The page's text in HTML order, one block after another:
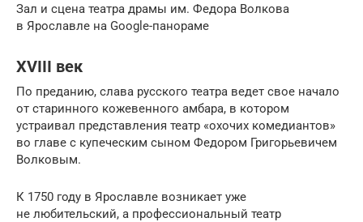
Зал и сцена театра драмы им. Федора Волкова
в Ярославле на Google-панораме
XVIII век
По преданию, слава русского театра ведет свое начало
от старинного кожевенного амбара, в котором
устраивал представления театр «охочих комедиантов»
во главе с купеческим сыном Федором Григорьевичем
Волковым.
К 1750 году в Ярославле возникает уже
не любительский, а профессиональный театр